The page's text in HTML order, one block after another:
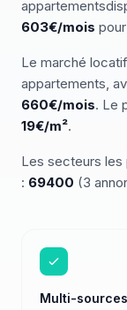
appartements
603€/mois
Le marché locatif
appartements,
660€/mois. Le
19€/m².
Les secteurs les
: 69400 (3
Multi-sources